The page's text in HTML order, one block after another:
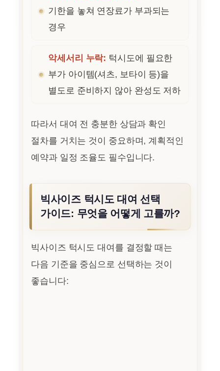
기한을 놓쳐 연장료가 부과되는
경우
악세서리 누락: 턱시도에 필요한
부가 아이템(셔츠, 보타이 등)을
별도로 준비하지 않아 완성도 저하
따라서 대여 전 충분한 상담과 확인
절차를 거치는 것이 중요하며, 계획적인
예약과 일정 조율도 필수입니다.
빅사이즈 턱시도 대여 선택
가이드: 무엇을 어떻게 고를까?
빅사이즈 턱시도 대여를 결정할 때는
다음 기준을 중심으로 선택하는 것이
좋습니다: